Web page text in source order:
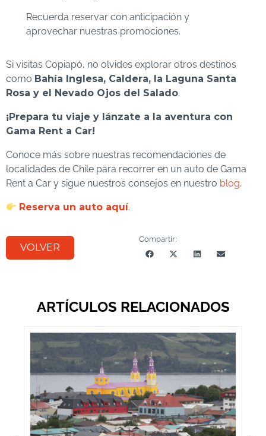
Recuerda reservar con anticipación y
aprovechar nuestras promociones.
Si visitas Copiapó, no olvides explorar otros destinos
como Bahía Inglesa, Caldera, la Laguna Santa
Rosa y el Nevado Ojos del Salado.
¡Prepara tu viaje y lánzate a la aventura con
Gama Rent a Car!
Conoce más sobre nuestras recomendaciones de
localidades de Chile para recorrer en un auto de Gama
Rent a Car y sigue nuestros consejos en nuestro blog.
Reserva un auto aquí.
VOLVER
Compartir:
ARTÍCULOS RELACIONADOS